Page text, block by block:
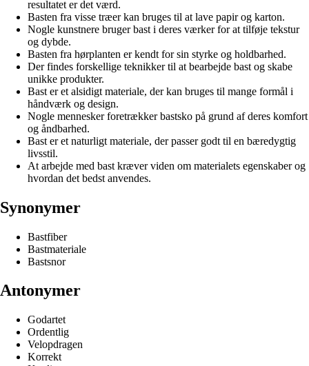
resultatet er det værd.
Basten fra visse træer kan bruges til at lave papir og karton.
Nogle kunstnere bruger bast i deres værker for at tilføje tekstur
og dybde.
Basten fra hørplanten er kendt for sin styrke og holdbarhed.
Der findes forskellige teknikker til at bearbejde bast og skabe
unikke produkter.
Bast er et alsidigt materiale, der kan bruges til mange formål i
håndværk og design.
Nogle mennesker foretrækker bastsko på grund af deres komfort
og åndbarhed.
Bast er et naturligt materiale, der passer godt til en bæredygtig
livsstil.
At arbejde med bast kræver viden om materialets egenskaber og
hvordan det bedst anvendes.
Synonymer
Bastfiber
Bastmateriale
Bastsnor
Antonymer
Godartet
Ordentlig
Velopdragen
Korrekt